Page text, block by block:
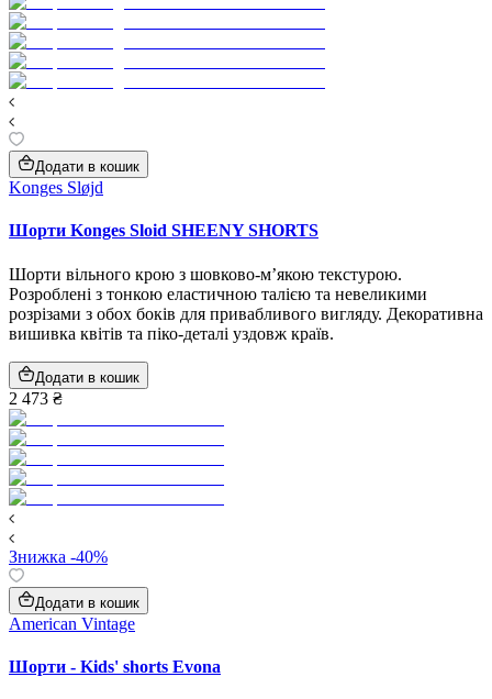
Додати в кошик
Konges Sløjd
Шорти Konges Sloid SHEENY SHORTS
Шорти вільного крою з шовково-м’якою текстурою.
Розроблені з тонкою еластичною талією та невеликими
розрізами з обох боків для привабливого вигляду. Декоративна
вишивка квітів та піко-деталі уздовж країв.
Додати в кошик
2 473 ₴
Знижка -40%
Додати в кошик
American Vintage
Шорти - Kids' shorts Evona